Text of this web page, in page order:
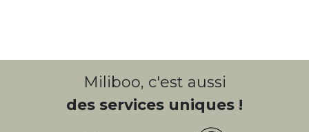
Miliboo, c'est aussi
des services uniques !